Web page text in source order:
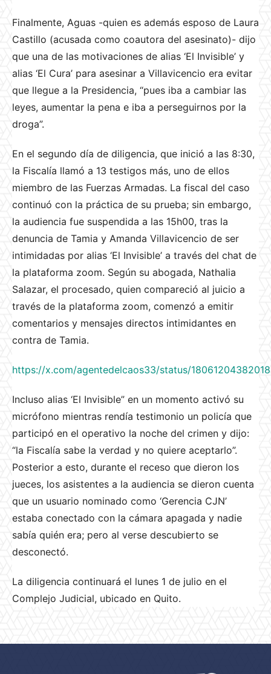
Finalmente, Aguas -quien es además esposo de Laura
Castillo (acusada como coautora del asesinato)- dijo
que una de las motivaciones de alias ‘El Invisible’ y
alias ‘El Cura’ para asesinar a Villavicencio era evitar
que llegue a la Presidencia, “pues iba a cambiar las
leyes, aumentar la pena e iba a perseguirnos por la
droga”.
En el segundo día de diligencia, que inició a las 8:30,
la Fiscalía llamó a 13 testigos más, uno de ellos
miembro de las Fuerzas Armadas. La fiscal del caso
continuó con la práctica de su prueba; sin embargo,
la audiencia fue suspendida a las 15h00, tras la
denuncia de Tamia y Amanda Villavicencio de ser
intimidadas por alias ‘El Invisible’ a través del chat de
la plataforma zoom. Según su abogada, Nathalia
Salazar, el procesado, quien compareció al juicio a
través de la plataforma zoom, comenzó a emitir
comentarios y mensajes directos intimidantes en
contra de Tamia.
https://x.com/agentedelcaos33/status/
Incluso alias ‘El Invisible” en un momento activó su
micrófono mientras rendía testimonio un policía que
participó en el operativo la noche del crimen y dijo:
“la Fiscalía sabe la verdad y no quiere aceptarlo”.
Posterior a esto, durante el receso que dieron los
jueces, los asistentes a la audiencia se dieron cuenta
que un usuario nominado como ‘Gerencia CJN’
estaba conectado con la cámara apagada y nadie
sabía quién era; pero al verse descubierto se
desconectó.
La diligencia continuará el lunes 1 de julio en el
Complejo Judicial, ubicado en Quito.